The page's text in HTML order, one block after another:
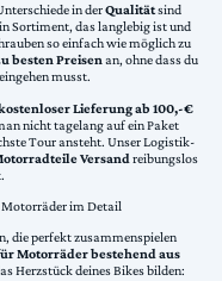
in derQualitätsind
Sortiment, das langlebig ist und
so einfach wie möglich zu
besten Preisenan, ohne dass du
musst.
Lieferung ab 100,-€
nicht tagelang auf ein Paket
Tour ansteht. Unser Logistik-
Versand reibungslos
im Detail
die perfekt zusammenspielen
Motorräder bestehend aus
Herzstück deines Bikes bilden: